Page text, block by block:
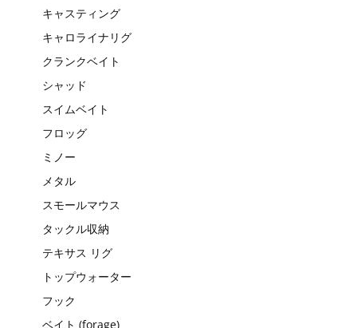
キャスティング
キャロライナリグ
クランクベイト
シャッド
スイムベイト
フロッグ
ミノー
メタル
スモールマウス
タックル収納
テキサス リグ
トップウォーター
フック
ベイト (forage)